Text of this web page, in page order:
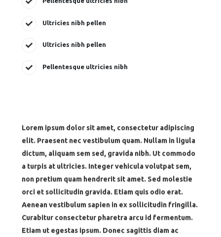
Ultricies nibh pellen
Ultricies nibh pellen
Pellentesque ultricies nibh
dictum, aliquam sem sed, gravida nibh. Ut commodo
a turpis at ultricies. Integer vehicula volutpat sem,
non pretium quam hendrerit sit amet. Sed molestie
orci et sollicitudin gravida. Etiam quis odio erat.
Aenean vestibulum sapien in ex sollicitudin fringilla.
Curabitur consectetur pharetra arcu id fermentum.
Etiam ut egestas ipsum. Donec sagittis diam ac
semper tempor. Vestibulum non dolor consequat,
ornare arcu vel, fermentum nibh. Praesent id dolor